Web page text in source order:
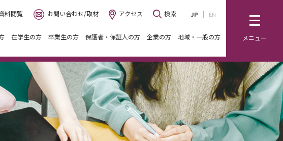
メニュー
検索 JP EN
料閲覧 お問い合わせ/取材 アクセス
在学生の方 卒業生の方 保護者・保証人の方 企業の方 地域・一般の方